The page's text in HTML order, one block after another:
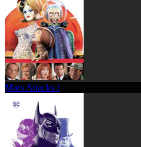
Mars Attacks !